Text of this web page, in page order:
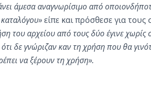
άμεσα αναγνωρίσιμο από
είπε και πρόσθεσε για τους
του αρχείου από τους δύο έγινε χωρίς
δε γνώριζαν καν τη χρήση που θα
να ξέρουν τη χρήση».